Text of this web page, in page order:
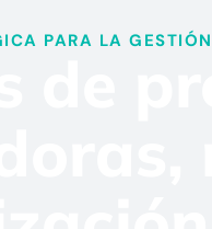
PARA LA